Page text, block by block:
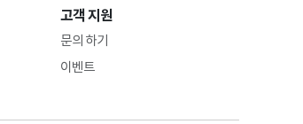
고객 지원
문의 하기
이벤트